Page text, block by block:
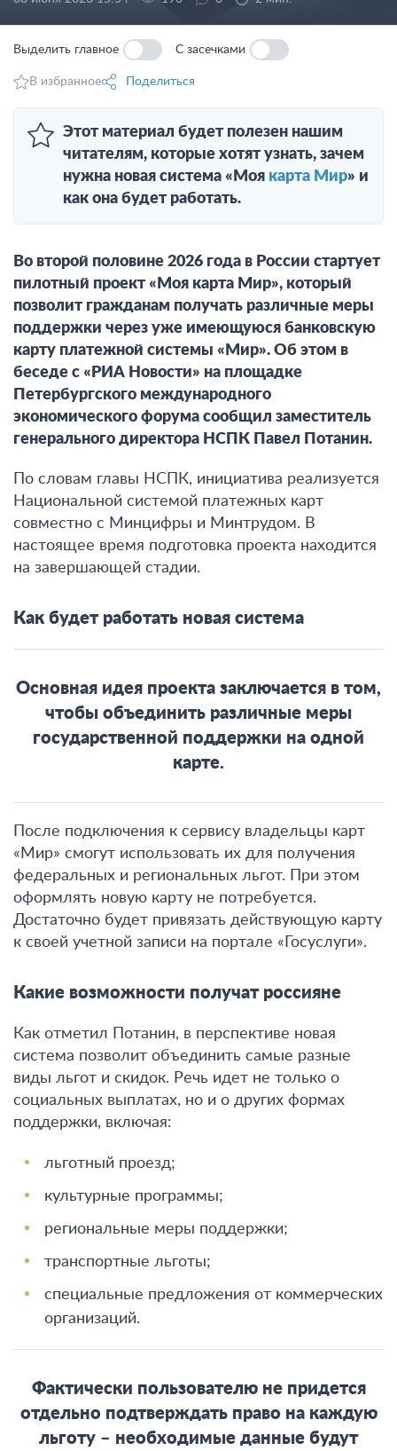
Выделить главное С засечками
В избранное Поделиться
Этот материал будет полезен нашим
читателям, которые хотят узнать, зачем
нужна новая система «Моя карта Мир» и
как она будет работать.
Во второй половине 2026 года в России стартует
пилотный проект «Моя карта Мир», который
позволит гражданам получать различные меры
поддержки через уже имеющуюся банковскую
карту платежной системы «Мир». Об этом в
беседе с «РИА Новости» на площадке
Петербургского международного
экономического форума сообщил заместитель
генерального директора НСПК Павел Потанин.
По словам главы НСПК, инициатива реализуется
Национальной системой платежных карт
совместно с Минцифры и Минтрудом. В
настоящее время подготовка проекта находится
на завершающей стадии.
Как будет работать новая система
Основная идея проекта заключается в том,
чтобы объединить различные меры
государственной поддержки на одной
карте.
После подключения к сервису владельцы карт
«Мир» смогут использовать их для получения
федеральных и региональных льгот. При этом
оформлять новую карту не потребуется.
Достаточно будет привязать действующую карту
к своей учетной записи на портале «Госуслуги».
Какие возможности получат россияне
Как отметил Потанин, в перспективе новая
система позволит объединить самые разные
виды льгот и скидок. Речь идет не только о
социальных выплатах, но и о других формах
поддержки, включая:
льготный проезд;
культурные программы;
региональные меры поддержки;
транспортные льготы;
специальные предложения от коммерческих
организаций.
Фактически пользователю не придется
отдельно подтверждать право на каждую
льготу – необходимые данные будут